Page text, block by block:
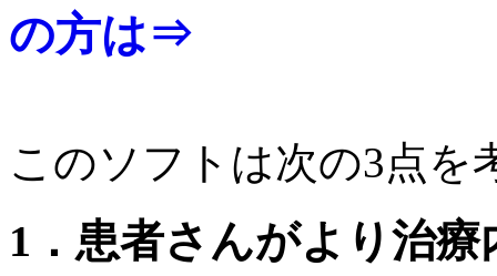
の方は⇒
このソフトは次の3点を
1 ．患者さんがより治